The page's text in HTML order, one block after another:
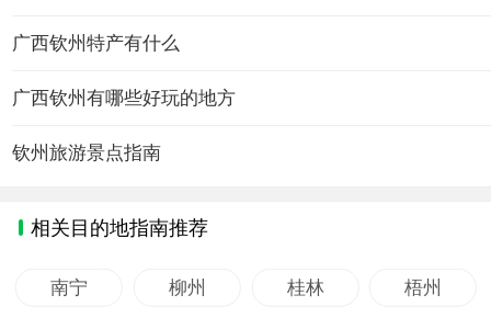
广西钦州特产有什么
广西钦州有哪些好玩的地方
钦州旅游景点指南
相关目的地指南推荐
南宁 柳州 桂林 梧州